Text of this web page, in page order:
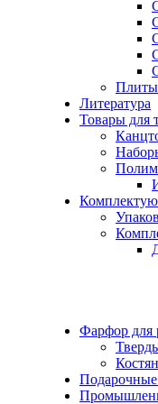
Плиты
Литература
Товары для
Фарфор для